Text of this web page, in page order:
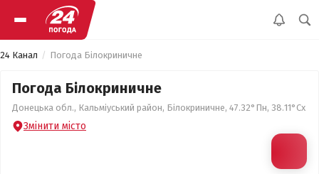
24 Канал Погода Білокриничне
Погода Білокриничне
Донецька обл., Кальміуський район, Білокриничне, 47.32°Пн, 38.11°Сх
Змінити місто